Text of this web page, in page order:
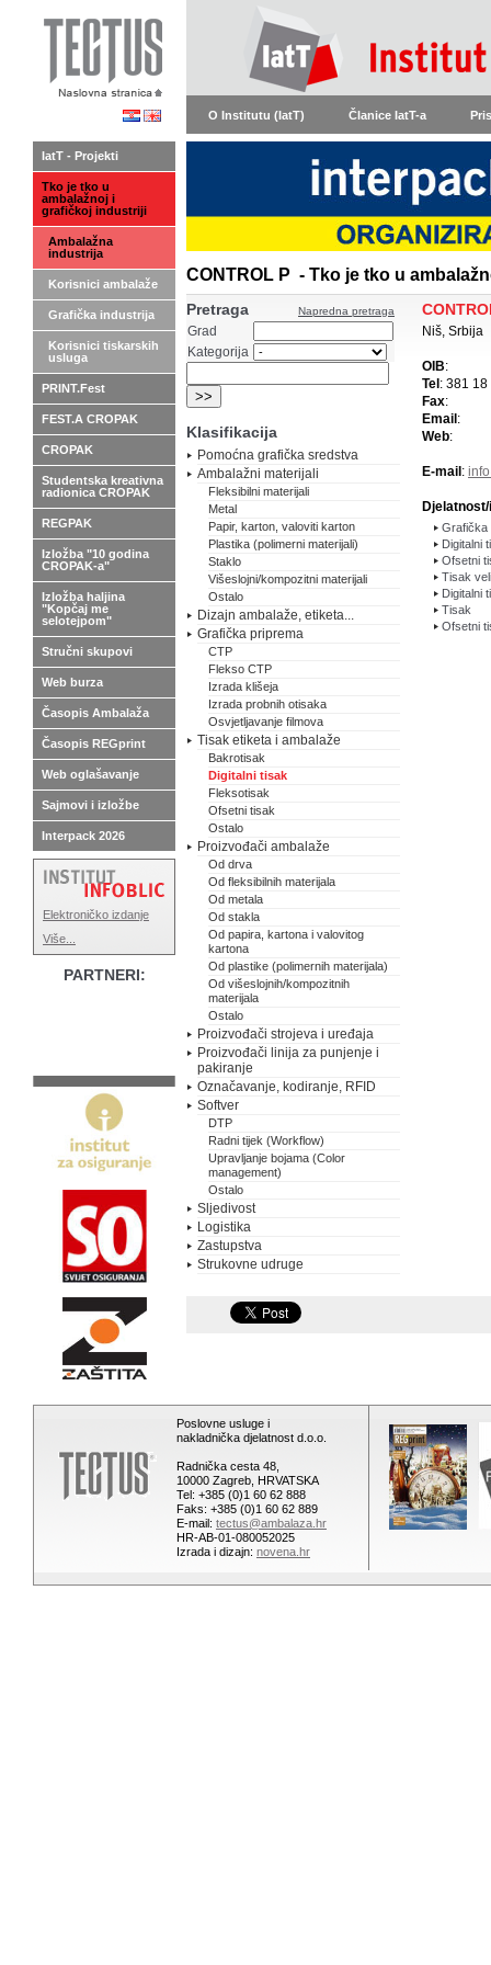
O Institutu (IatT) Članice IatT-a
CONTROL P - Tko je tko u
Napredna pretraga
Pretraga
Grad
Kategorija
Klasifikacija
Pomoćna grafička sredstva
Ambalažni materijali
Fleksibilni materijali
Metal
Papir, karton, valoviti karton
Plastika (polimerni materijali)
Staklo
Višeslojni/kompozitni materijali
Ostalo
Dizajn ambalaže, etiketa...
Grafička priprema
CTP
Flekso CTP
Izrada klišeja
Izrada probnih otisaka
Osvjetljavanje filmova
Tisak etiketa i ambalaže
Bakrotisak
Digitalni tisak
Fleksotisak
Ofsetni tisak
Ostalo
Proizvođači ambalaže
Od drva
Od fleksibilnih materijala
Od metala
Od stakla
Od papira, kartona i valovitog
kartona
Od plastike (polimernih materijala)
Od višeslojnih/kompozitnih
materijala
Ostalo
Proizvođači strojeva i uređaja
Proizvođači linija za punjenje i
pakiranje
Označavanje, kodiranje, RFID
Softver
DTP
Radni tijek (Workflow)
Upravljanje bojama (Color
management)
Ostalo
Sljedivost
Logistika
Zastupstva
Strukovne udruge
Niš, Srbija
OIB:
Tel : 381
Fax:
Email :
Web:
E-mail :
Djelatnost/i
Grafička
Digitalni
Ofsetni
Tisak
Digitalni
Tisak
Ofsetni
IatT - Projekti
Tko je tko u
ambalažnoj i
grafičkoj industriji
Ambalažna
industrija
Korisnici ambalaže
Grafička industrija
Korisnici tiskarskih
usluga
PRINT.Fest
FEST.A CROPAK
CROPAK
Studentska kreativna
radionica CROPAK
REGPAK
Izložba "10 godina
CROPAK-a"
Izložba haljina
"Kopčaj me
selotejpom"
Stručni skupovi
Web burza
Časopis Ambalaža
Časopis REGprint
Web oglašavanje
Sajmovi i izložbe
Interpack 2026
Elektroničko izdanje
Više...
PARTNERI:
Poslovne usluge i
nakladnička djelatnost d.o.o.
Radnička cesta 48,
10000 Zagreb, HRVATSKA
Tel: +385 (0)1 60 62 888
Faks: +385 (0)1 60 62 889
E-mail: tectus@ambalaza.hr
HR-AB-01-080052025
Izrada i dizajn: novena.hr